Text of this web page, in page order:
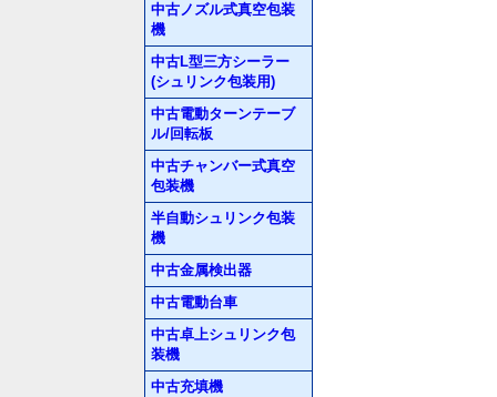
中古ノズル式真空包装
機
中古L型三方シーラー
(シュリンク包装用)
中古電動ターンテーブ
ル/回転板
中古チャンバー式真空
包装機
半自動シュリンク包装
機
中古金属検出器
中古電動台車
中古卓上シュリンク包
装機
中古充填機